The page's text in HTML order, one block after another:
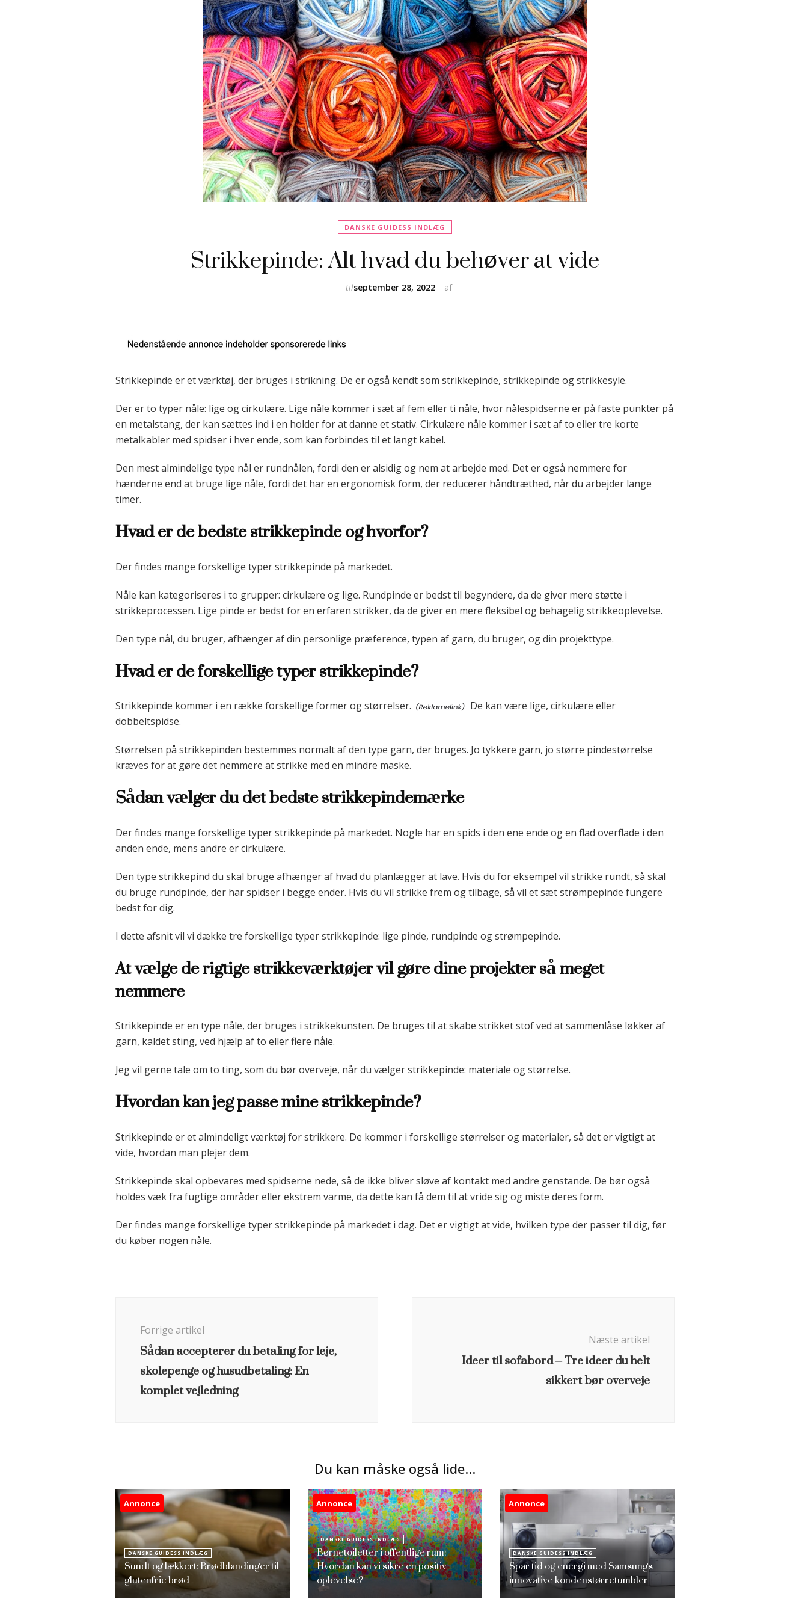
DANSKE GUIDESS INDLÆG
Strikkepinde: Alt hvad du behøver at vide
af
tilseptember 28, 2022
Strikkepinde er et værktøj, der bruges i strikning. De er også kendt som strikkepinde, strikkepinde og strikkesyle.
Der er to typer nåle: lige og cirkulære. Lige nåle kommer i sæt af fem eller ti nåle, hvor nålespidserne er på faste punkter på
en metalstang, der kan sættes ind i en holder for at danne et stativ. Cirkulære nåle kommer i sæt af to eller tre korte
metalkabler med spidser i hver ende, som kan forbindes til et langt kabel.
Den mest almindelige type nål er rundnålen, fordi den er alsidig og nem at arbejde med. Det er også nemmere for
hænderne end at bruge lige nåle, fordi det har en ergonomisk form, der reducerer håndtræthed, når du arbejder lange
timer.
Hvad er de bedste strikkepinde og hvorfor?
Der findes mange forskellige typer strikkepinde på markedet.
Nåle kan kategoriseres i to grupper: cirkulære og lige. Rundpinde er bedst til begyndere, da de giver mere støtte i
strikkeprocessen. Lige pinde er bedst for en erfaren strikker, da de giver en mere fleksibel og behagelig strikkeoplevelse.
Den type nål, du bruger, afhænger af din personlige præference, typen af garn, du bruger, og din projekttype.
Hvad er de forskellige typer strikkepinde?
Strikkepinde kommer i en række forskellige former og størrelser.
De kan være lige, cirkulære eller
dobbeltspidse.
Størrelsen på strikkepinden bestemmes normalt af den type garn, der bruges. Jo tykkere garn, jo større pindestørrelse
kræves for at gøre det nemmere at strikke med en mindre maske.
Sådan vælger du det bedste strikkepindemærke
Der findes mange forskellige typer strikkepinde på markedet. Nogle har en spids i den ene ende og en flad overflade i den
anden ende, mens andre er cirkulære.
Den type strikkepind du skal bruge afhænger af hvad du planlægger at lave. Hvis du for eksempel vil strikke rundt, så skal
du bruge rundpinde, der har spidser i begge ender. Hvis du vil strikke frem og tilbage, så vil et sæt strømpepinde fungere
bedst for dig.
I dette afsnit vil vi dække tre forskellige typer strikkepinde: lige pinde, rundpinde og strømpepinde.
At vælge de rigtige strikkeværktøjer vil gøre dine projekter så meget
nemmere
Strikkepinde er en type nåle, der bruges i strikkekunsten. De bruges til at skabe strikket stof ved at sammenlåse løkker af
garn, kaldet sting, ved hjælp af to eller flere nåle.
Jeg vil gerne tale om to ting, som du bør overveje, når du vælger strikkepinde: materiale og størrelse.
Hvordan kan jeg passe mine strikkepinde?
Strikkepinde er et almindeligt værktøj for strikkere. De kommer i forskellige størrelser og materialer, så det er vigtigt at
vide, hvordan man plejer dem.
Strikkepinde skal opbevares med spidserne nede, så de ikke bliver sløve af kontakt med andre genstande. De bør også
holdes væk fra fugtige områder eller ekstrem varme, da dette kan få dem til at vride sig og miste deres form.
Der findes mange forskellige typer strikkepinde på markedet i dag. Det er vigtigt at vide, hvilken type der passer til dig, før
du køber nogen nåle.
Forrige artikel
Sådan accepterer du betaling for leje,
skolepenge og husudbetaling: En
komplet vejledning
Næste artikel
Ideer til sofabord – Tre ideer du helt
sikkert bør overveje
Du kan måske også lide...
Annonce
DANSKE GUIDESS INDLÆG
Sundt og lækkert: Brødblandinger til
glutenfrie brød
Annonce
DANSKE GUIDESS INDLÆG
Børnetoiletter i offentlige rum:
Hvordan kan vi sikre en positiv
oplevelse?
Annonce
DANSKE GUIDESS INDLÆG
Spar tid og energi med Samsungs
innovative kondenstørretumbler